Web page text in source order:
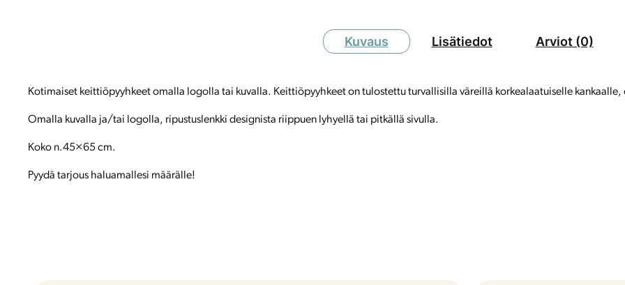
Kuvaus Lisätiedot Arviot (0)
Kotimaiset keittiöpyyhkeet omalla logolla tai kuvalla. Keittiöpyyhkeet on tulostettu turvallisilla väreillä korkealaatuiselle kankaalle,
Omalla kuvalla ja/tai logolla, ripustuslenkki designista riippuen lyhyellä tai pitkällä sivulla.
Koko n.45×65 cm.
Pyydä tarjous haluamallesi määrälle!